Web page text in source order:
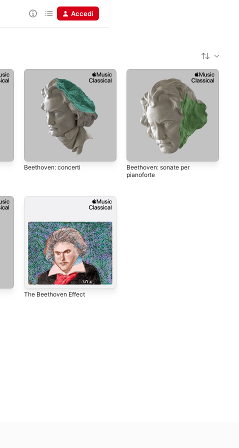
Accedi
Beethoven: concerti
Beethoven: sonate per
pianoforte
The Beethoven Effect